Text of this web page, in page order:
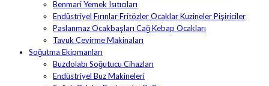
Benmari Yemek Isıtıcıları
Endüstriyel Fırınlar Fritözler Ocaklar Kuzineler Pişiriciler
Paslanmaz Ocakbaşları Cağ Kebap Ocakları
Tavuk Çevirme Makinaları
Soğutma Ekipmanları
Buzdolabı Soğutucu Cihazları
Endüstriyel Buz Makineleri